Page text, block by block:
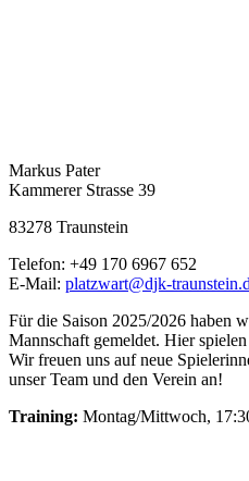
Markus Pater
Kammerer Strasse 39
83278 Traunstein
Telefon: +49 170 6967 652
E-Mail: platzwart@djk-
Für die Saison 2025/2026 haben
Mannschaft gemeldet. Hier
Wir freuen uns auf neue
unser Team und den Verein an!
Training: Montag/Mittwoch,